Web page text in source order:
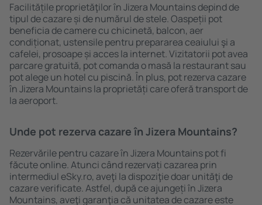
Facilitățile proprietăţilor în Jizera Mountains depind de
tipul de cazare și de numărul de stele. Oaspeții pot
beneficia de camere cu chicinetă, balcon, aer
condiționat, ustensile pentru prepararea ceaiului şi a
cafelei, prosoape și acces la internet. Vizitatorii pot avea
parcare gratuită, pot comanda o masă la restaurant sau
pot alege un hotel cu piscină. În plus, pot rezerva cazare
în Jizera Mountains la proprietăți care oferă transport de
la aeroport.
Unde pot rezerva cazare în Jizera Mountains?
Rezervările pentru cazare în Jizera Mountains pot fi
făcute online. Atunci când rezervați cazarea prin
intermediul eSky.ro, aveţi la dispoziţie doar unităţi de
cazare verificate. Astfel, după ce ajungeți în Jizera
Mountains, aveţi garanţia că unitatea de cazare este